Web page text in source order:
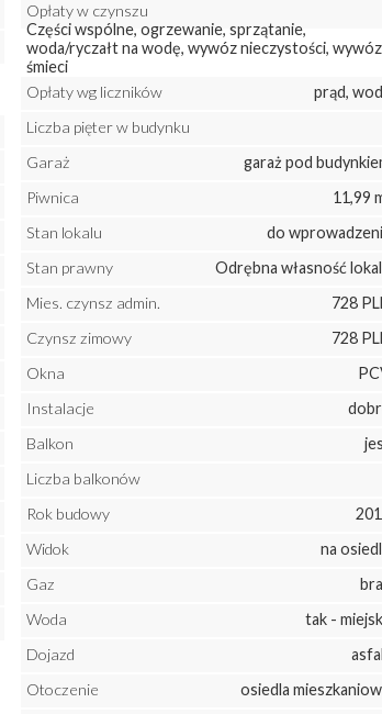
Opłaty w czynszu
Części wspólne, ogrzewanie, sprzątanie,
woda/ryczałt na wodę, wywóz nieczystości, wywóz
śmieci
Opłaty wg liczników
prąd,
Liczba pięter w budynku
Garaż
garaż pod
Piwnica
11,99
Stan lokalu
do
Stan prawny
Odrębna własność
Mies. czynsz admin.
728
Czynsz zimowy
728
Okna
Instalacje
Balkon
Liczba balkonów
Rok budowy
Widok
na
Gaz
Woda
tak -
Dojazd
Otoczenie
osiedla